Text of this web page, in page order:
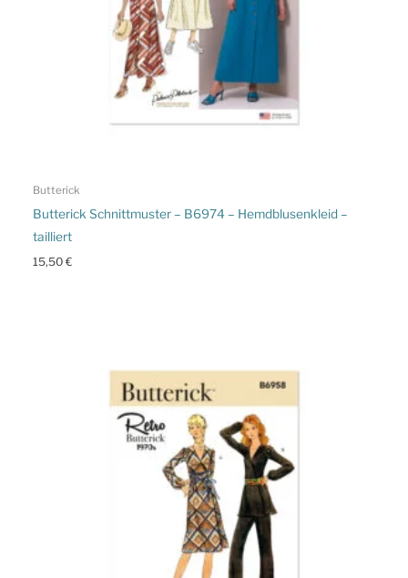
Butterick
Butterick Schnittmuster – B6974 – Hemdblusenkleid –
tailliert
15,50€